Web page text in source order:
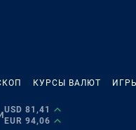
КУРСЫ ВАЛЮТ
USD 81,41
EUR 94,06